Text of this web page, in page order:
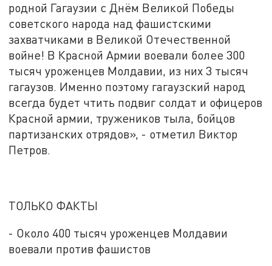
родной Гагаузии с Днём Великой Победы
советского народа над фашистскими
захватчиками в Великой Отечественной
войне! В Красной Армии воевали более 300
тысяч уроженцев Молдавии, из них 3 тысяч
гагаузов. Именно поэтому гагаузский народ
всегда будет чтить подвиг солдат и офицеров
Красной армии, тружеников тыла, бойцов
партизанских отрядов», - отметил Виктор
Петров.
ТОЛЬКО ФАКТЫ
- Около 400 тысяч уроженцев Молдавии
воевали против фашистов